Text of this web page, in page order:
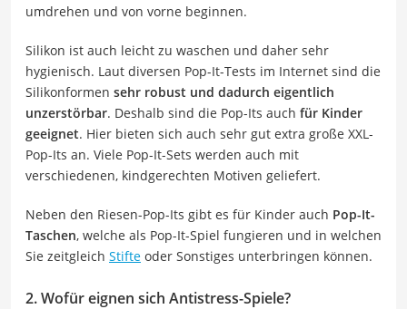
umdrehen und von vorne beginnen.
Silikon ist auch leicht zu waschen und daher sehr
hygienisch. Laut diversen Pop-It-Tests im Internet sind die
Silikonformen sehr robust und dadurch eigentlich
unzerstörbar. Deshalb sind die Pop-Its auch für Kinder
geeignet. Hier bieten sich auch sehr gut extra große XXL-
Pop-Its an. Viele Pop-It-Sets werden auch mit
verschiedenen, kindgerechten Motiven geliefert.
Neben den Riesen-Pop-Its gibt es für Kinder auch Pop-It-
Taschen, welche als Pop-It-Spiel fungieren und in welchen
Sie zeitgleich Stifte oder Sonstiges unterbringen können.
2. Wofür eignen sich Antistress-Spiele?